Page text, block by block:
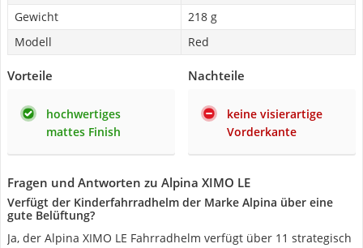
Gewicht
218 g
Modell
Red
Vorteile
hochwertiges
mattes Finish
Nachteile
keine visierartige
Vorderkante
Fragen und Antworten zu Alpina XIMO LE
Verfügt der Kinderfahrradhelm der Marke Alpina über eine
gute Belüftung?
Ja, der Alpina XIMO LE Fahrradhelm verfügt über 11 strategisch